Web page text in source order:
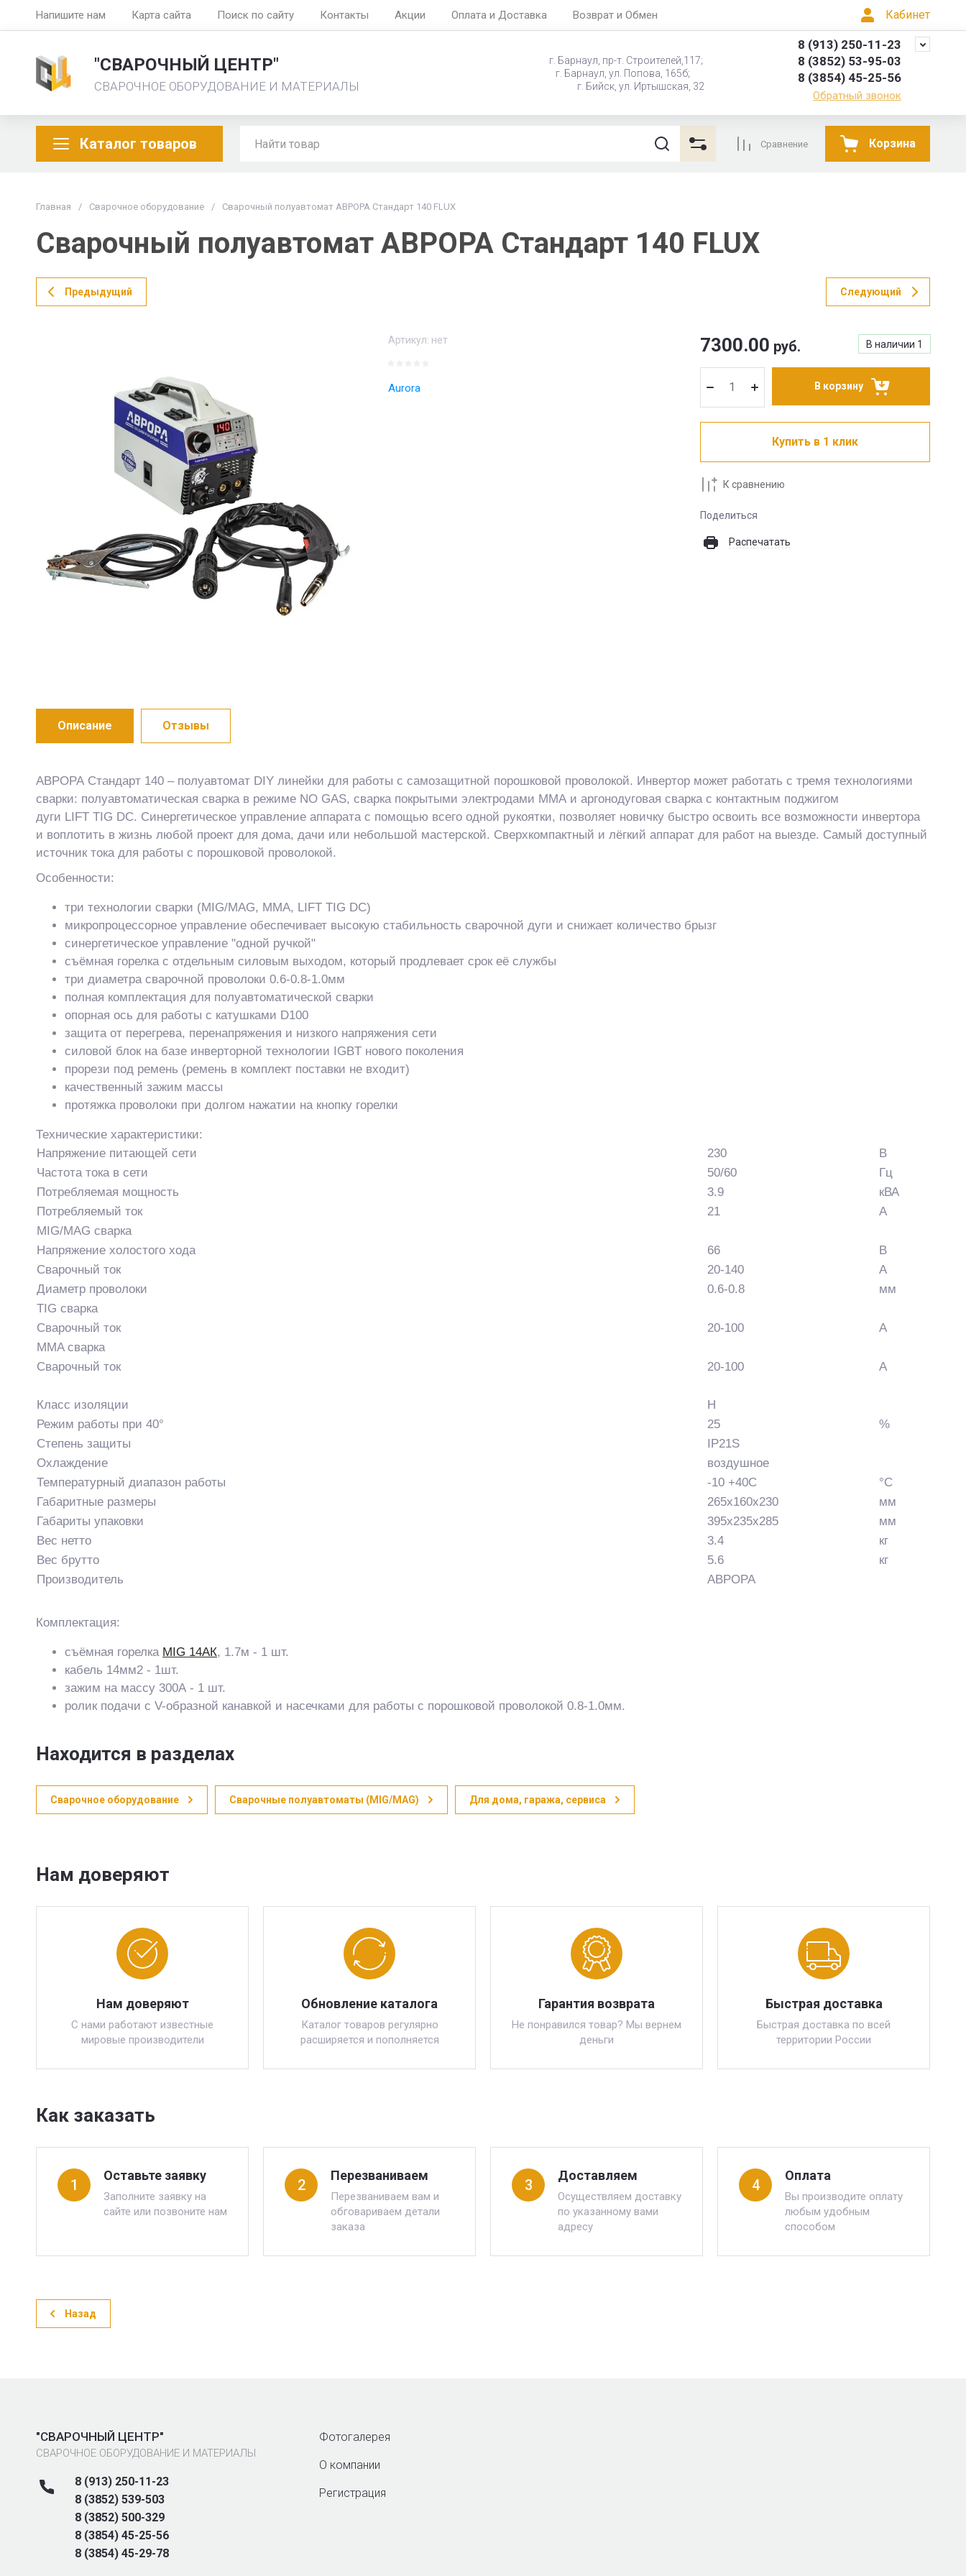
Напишите нам Карта сайта Поиск по сайту Контакты Акции Оплата и Доставка Возврат и Обмен Кабинет
"СВАРОЧНЫЙ ЦЕНТР"
СВАРОЧНОЕ ОБОРУДОВАНИЕ И МАТЕРИАЛЫ
г. Барнаул, пр-т. Строителей,117; ‌‌‍‍
‌‌ ‌‌‍‍г. Барнаул, ул. Попова, 165б;
‌‌‍‍ ‌‌‍‍ ‌‌‍‍ ‌‌‍‍ ‌‌‍‍ ‌‌‍‍г. Бийск, ул. Иртышская, 32
8 (913) 250-11-23
8 (3852) 53-95-03
8 (3854) 45-25-56
Обратный звонок
Каталог товаров Сравнение Корзина
Главная / Сварочное оборудование / Сварочный полуавтомат АВРОРА Стандарт 140 FLUX
Сварочный полуавтомат АВРОРА Стандарт 140 FLUX
Предыдущий Следующий
Артикул: нет
Aurora
В наличии 1
7300.00 руб.
В корзину
Купить в 1 клик
К сравнению
Поделиться
Распечатать
Описание Отзывы
АВРОРА Стандарт 140 – полуавтомат DIY линейки для работы с самозащитной порошковой проволокой. Инвертор может работать с тремя технологиями
сварки: полуавтоматическая сварка в режиме NO GAS, сварка покрытыми электродами ММА и аргонодуговая сварка с контактным поджигом
дуги LIFT TIG DC. Синергетическое управление аппарата с помощью всего одной рукоятки, позволяет новичку быстро освоить все возможности инвертора
и воплотить в жизнь любой проект для дома, дачи или небольшой мастерской. Сверхкомпактный и лёгкий аппарат для работ на выезде. Самый доступный
источник тока для работы с порошковой проволокой.
Особенности:
три технологии сварки (MIG/MAG, MMA, LIFT TIG DC)
микропроцессорное управление обеспечивает высокую стабильность сварочной дуги и снижает количество брызг
синергетическое управление "одной ручкой"
съёмная горелка с отдельным силовым выходом, который продлевает срок её службы
три диаметра сварочной проволоки 0.6-0.8-1.0мм
полная комплектация для полуавтоматической сварки
опорная ось для работы с катушками D100
защита от перегрева, перенапряжения и низкого напряжения сети
силовой блок на базе инверторной технологии IGBT нового поколения
прорези под ремень (ремень в комплект поставки не входит)
качественный зажим массы
протяжка проволоки при долгом нажатии на кнопку горелки
Технические характеристики:
Напряжение питающей сети
230
В
Частота тока в сети
50/60
Гц
Потребляемая мощность
3.9
кВА
Потребляемый ток
21
А
MIG/MAG сварка
Напряжение холостого хода
66
В
Сварочный ток
20-140
А
Диаметр проволоки
0.6-0.8
мм
TIG сварка
Сварочный ток
20-100
А
MMA сварка
Сварочный ток
20-100 А
Класс изоляции
H
Режим работы при 40°
25
%
Степень защиты
IP21S
Охлаждение
воздушное
Температурный диапазон работы
-10 +40С
°C
Габаритные размеры
265х160х230
мм
Габариты упаковки
395х235х285
мм
Вес нетто
3.4
кг
Вес брутто
5.6
кг
Производитель
АВРОРА
Комплектация:
съёмная горелка MIG 14АК, 1.7м - 1 шт.
кабель 14мм2 - 1шт.
зажим на массу 300А - 1 шт.
ролик подачи с V-образной канавкой и насечками для работы с порошковой проволокой 0.8-1.0мм.
Находится в разделах
Сварочное оборудование Сварочные полуавтоматы (MIG/MAG) Для дома, гаража, сервиса
Нам доверяют
Нам доверяют
С нами работают известные
мировые производители
Обновление каталога
Каталог товаров регулярно
расширяется и пополняется
Гарантия возврата
Не понравился товар? Мы вернем
деньги
Быстрая доставка
Быстрая доставка по всей
территории России
Как заказать
1
Оставьте заявку
Заполните заявку на
сайте или позвоните нам
2
Перезваниваем
Перезваниваем вам и
обговариваем детали
заказа
3
Доставляем
Осуществляем доставку
по указанному вами
адресу
4
Оплата
Вы производите оплату
любым удобным
способом
Назад
"СВАРОЧНЫЙ ЦЕНТР"
СВАРОЧНОЕ ОБОРУДОВАНИЕ И МАТЕРИАЛЫ
8 (913) 250-11-23
8 (3852) 539-503
8 (3852) 500-329
8 (3854) 45-25-56
8 (3854) 45-29-78
Фотогалерея
О компании
Регистрация